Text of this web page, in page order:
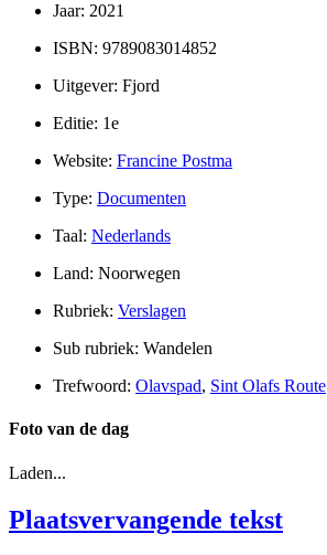
Jaar: 2021
ISBN: 9789083014852
Uitgever: Fjord
Editie: 1e
Website: Francine Postma
Type: Documenten
Taal: Nederlands
Land: Noorwegen
Rubriek: Verslagen
Sub rubriek: Wandelen
Trefwoord: Olavspad, Sint Olafs Route
Foto van de dag
Laden...
Plaatsvervangende tekst